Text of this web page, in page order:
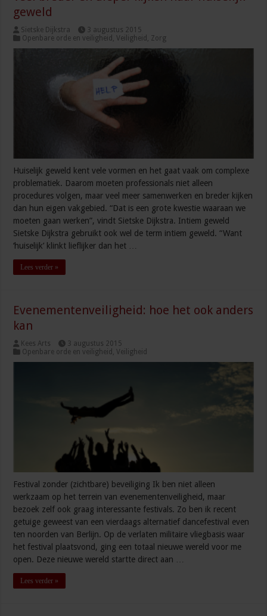
geweld
Sietske Dijkstra
3 augustus 2015
Openbare orde en veiligheid
,Veiligheid Zorg
Huiselijk geweld kent vele vormen en het gaat vaak om complexe
problematiek. Daarom moeten professionals niet alleen
procedures volgen, maar veel meer samenwerken en breder kijken
dan hun eigen vakgebied. “Dat is een grote kwestie waaraan we
moeten gaan werken”, vindt Sietske Dijkstra. Intiem geweld
Sietske Dijkstra gebruikt ook wel de term intiem geweld. “Want
‘huiselijk’ klinkt lieflijker dan het …
Lees verder »
Evenementenveiligheid: hoe het ook anders
kan
Kees Arts
3 augustus 2015
Openbare orde en veiligheid ,Veiligheid
Festival zonder (zichtbare) beveiliging Ik ben niet alleen
werkzaam op het terrein van evenementenveiligheid, maar
bezoek zelf ook graag interessante festivals. Zo ben ik recent
getuige geweest van een vierdaags alternatief dancefestival even
ten noorden van Berlijn. Op de verlaten militaire vliegbasis waar
het festival plaatsvond, ging een totaal nieuwe wereld voor me
open. Deze nieuwe wereld startte direct aan …
Lees verder »